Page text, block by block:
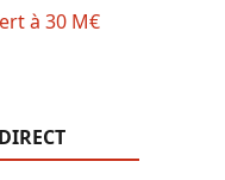
à 30 M€